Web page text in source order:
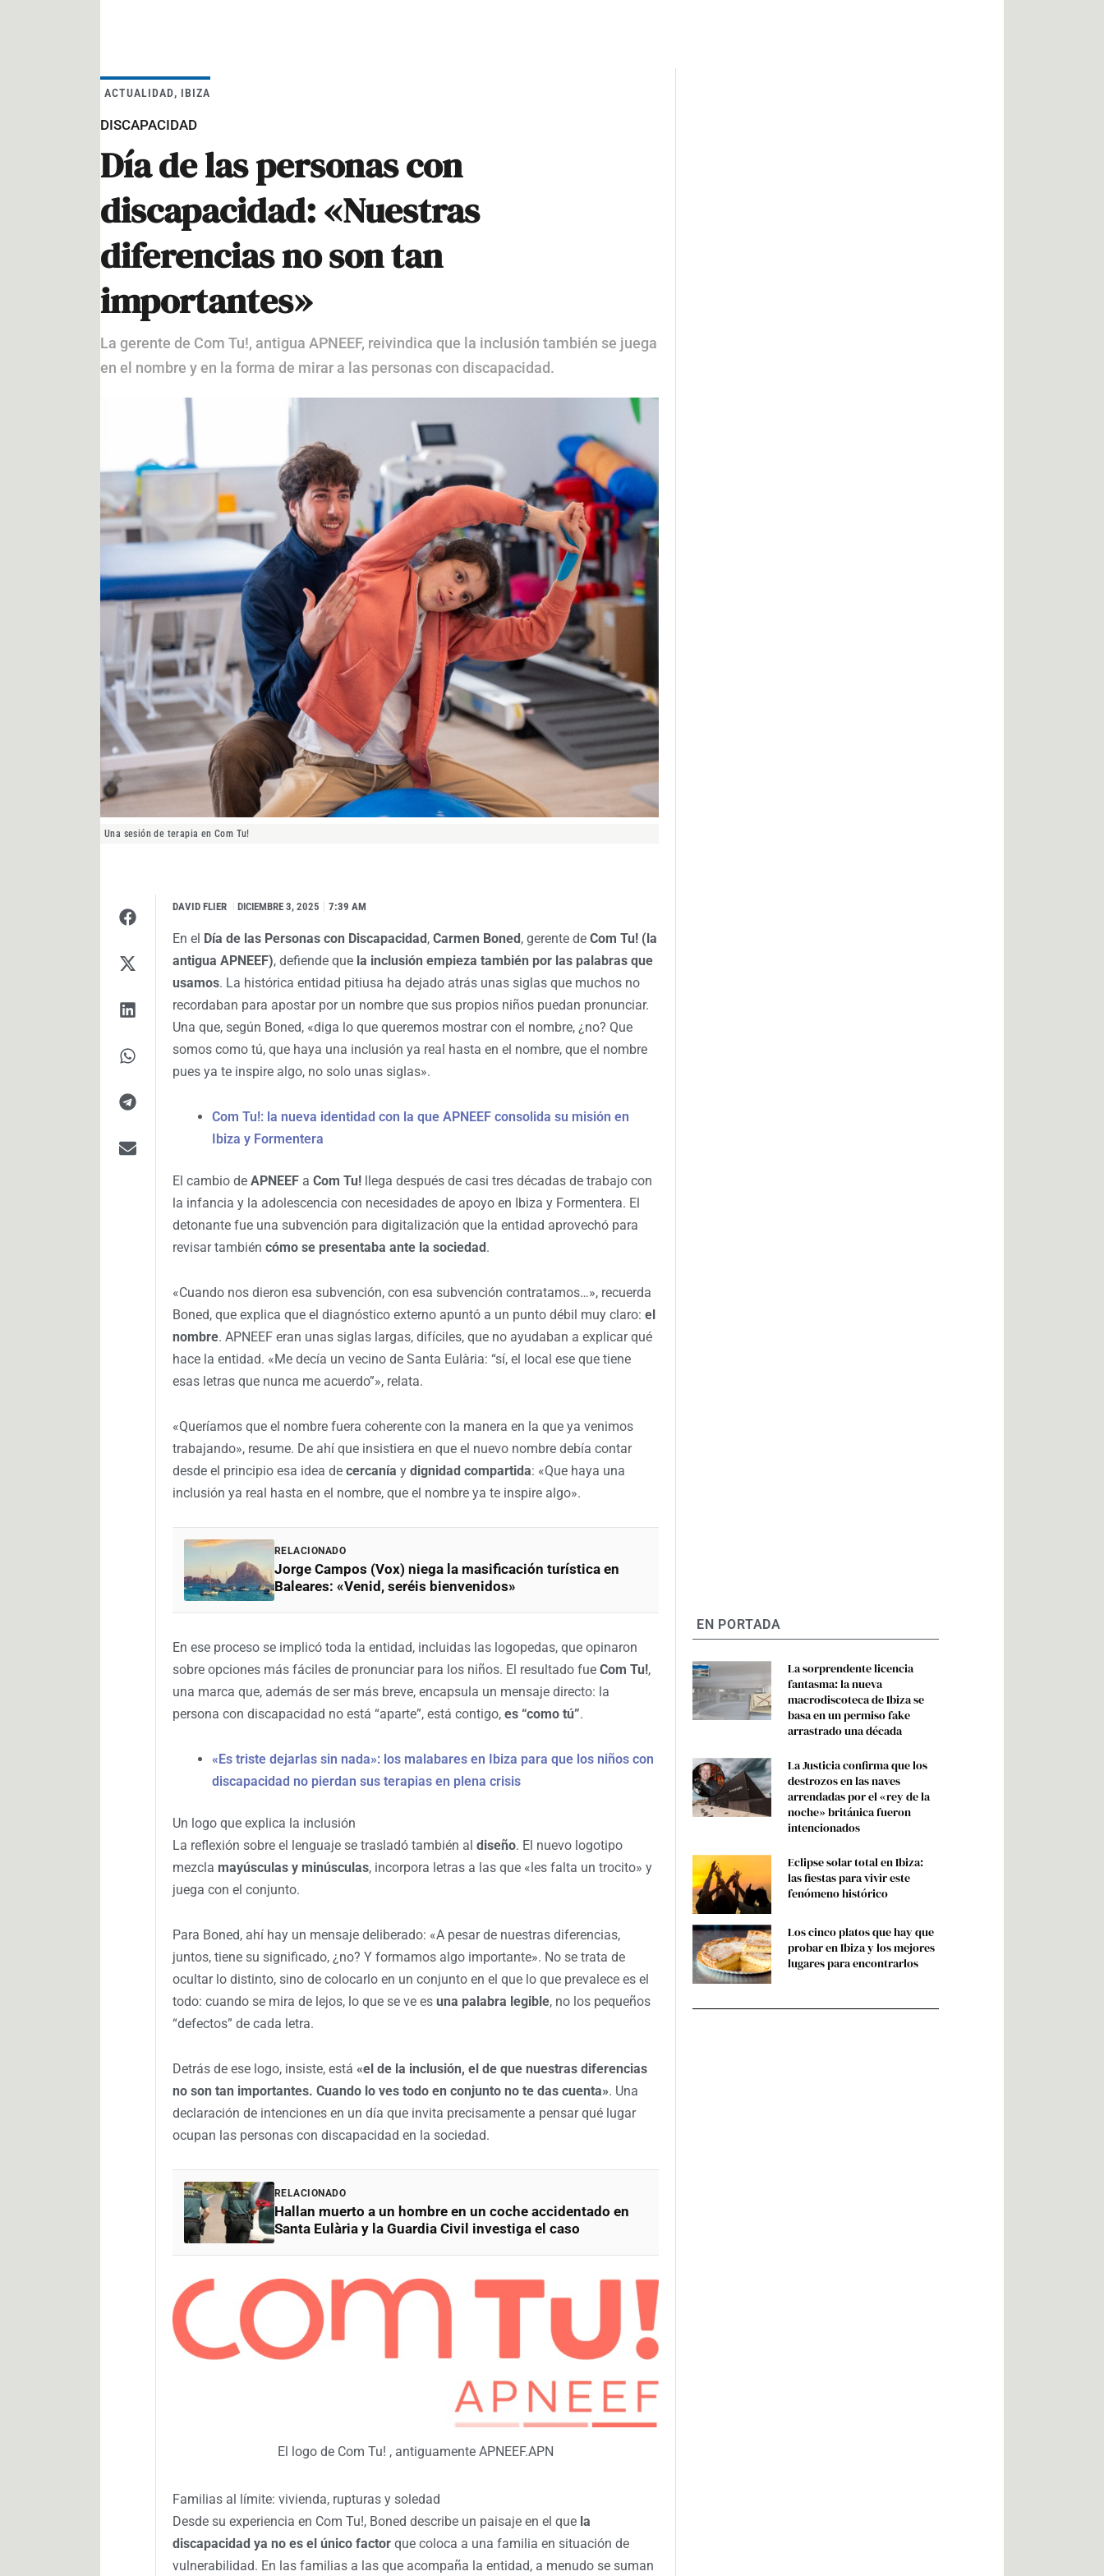
ACTUALIDAD, IBIZA
DISCAPACIDAD
Día de las personas con
discapacidad: «Nuestras
diferencias no son tan
importantes»
La gerente de Com Tu!, antigua APNEEF, reivindica que la inclusión también se juega
en el nombre y en la forma de mirar a las personas con discapacidad.
Una sesión de terapia en Com Tu!
DAVID FLIER I DICIEMBRE 3, 2025 7:39 AM
En el Día de las Personas con Discapacidad, Carmen Boned, gerente de Com Tu! (la
antigua APNEEF), defiende que la inclusión empieza también por las palabras que
usamos. La histórica entidad pitiusa ha dejado atrás unas siglas que muchos no
recordaban para apostar por un nombre que sus propios niños puedan pronunciar.
Una que, según Boned, «diga lo que queremos mostrar con el nombre, ¿no? Que
somos como tú, que haya una inclusión ya real hasta en el nombre, que el nombre
pues ya te inspire algo, no solo unas siglas».
Com Tu!: la nueva identidad con la que APNEEF consolida su misión en
Ibiza y Formentera
El cambio de APNEEF a Com Tu! llega después de casi tres décadas de trabajo con
la infancia y la adolescencia con necesidades de apoyo en Ibiza y Formentera. El
detonante fue una subvención para digitalización que la entidad aprovechó para
revisar también cómo se presentaba ante la sociedad.
«Cuando nos dieron esa subvención, con esa subvención contratamos…», recuerda
Boned, que explica que el diagnóstico externo apuntó a un punto débil muy claro: el
nombre. APNEEF eran unas siglas largas, difíciles, que no ayudaban a explicar qué
hace la entidad. «Me decía un vecino de Santa Eulària: “sí, el local ese que tiene
esas letras que nunca me acuerdo”», relata.
«Queríamos que el nombre fuera coherente con la manera en la que ya venimos
trabajando», resume. De ahí que insistiera en que el nuevo nombre debía contar
desde el principio esa idea de cercanía y dignidad compartida: «Que haya una
inclusión ya real hasta en el nombre, que el nombre ya te inspire algo».
RELACIONADO
Jorge Campos (Vox) niega la masificación turística en
Baleares: «Venid, seréis bienvenidos»
En ese proceso se implicó toda la entidad, incluidas las logopedas, que opinaron
sobre opciones más fáciles de pronunciar para los niños. El resultado fue Com Tu!,
una marca que, además de ser más breve, encapsula un mensaje directo: la
persona con discapacidad no está “aparte”, está contigo, es “como tú”.
«Es triste dejarlas sin nada»: los malabares en Ibiza para que los niños con
discapacidad no pierdan sus terapias en plena crisis
Un logo que explica la inclusión
La reflexión sobre el lenguaje se trasladó también al diseño. El nuevo logotipo
mezcla mayúsculas y minúsculas, incorpora letras a las que «les falta un trocito» y
juega con el conjunto.
Para Boned, ahí hay un mensaje deliberado: «A pesar de nuestras diferencias,
juntos, tiene su significado, ¿no? Y formamos algo importante». No se trata de
ocultar lo distinto, sino de colocarlo en un conjunto en el que lo que prevalece es el
todo: cuando se mira de lejos, lo que se ve es una palabra legible, no los pequeños
“defectos” de cada letra.
Detrás de ese logo, insiste, está «el de la inclusión, el de que nuestras diferencias
no son tan importantes. Cuando lo ves todo en conjunto no te das cuenta». Una
declaración de intenciones en un día que invita precisamente a pensar qué lugar
ocupan las personas con discapacidad en la sociedad.
RELACIONADO
Hallan muerto a un hombre en un coche accidentado en
Santa Eulària y la Guardia Civil investiga el caso
El logo de Com Tu! , antiguamente APNEEF.APN
Familias al límite: vivienda, rupturas y soledad
Desde su experiencia en Com Tu!, Boned describe un paisaje en el que la
discapacidad ya no es el único factor que coloca a una familia en situación de
vulnerabilidad. En las familias a las que acompaña la entidad, a menudo se suman
EN PORTADA
La sorprendente licencia
fantasma: la nueva
macrodiscoteca de Ibiza se
basa en un permiso fake
arrastrado una década
La Justicia confirma que los
destrozos en las naves
arrendadas por el «rey de la
noche» británica fueron
intencionados
Eclipse solar total en Ibiza:
las fiestas para vivir este
fenómeno histórico
Los cinco platos que hay que
probar en Ibiza y los mejores
lugares para encontrarlos